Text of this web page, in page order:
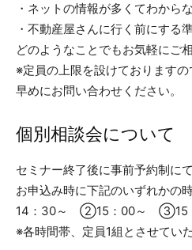
・ネットの情報が多くてわから
・不動産屋さんに行く前にする
どのようなことでもお気軽にご
※定員の上限を設けております
早めにお問い合わせください。
個別相談会について
セミナー終了後に事前予約制に
お申込み時に下記のいずれかの
14：30～ ②15：00～ ③15
※各時間帯、定員1組とさせてい